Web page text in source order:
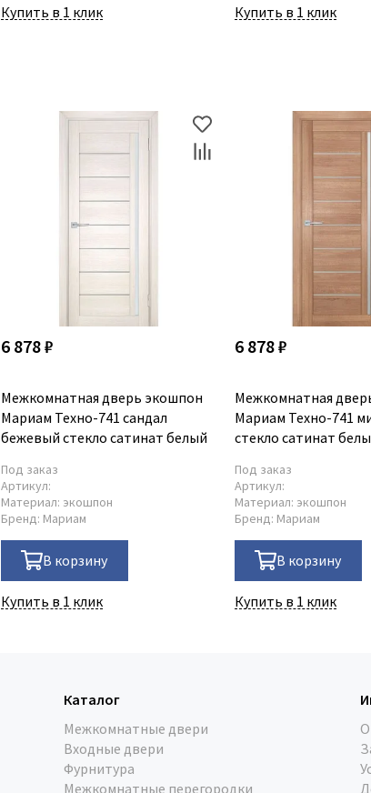
Купить в 1 клик Купить в 1 клик
6 878 ₽
Межкомнатная дверь экошпон
Мариам Техно-741 сандал
бежевый стекло сатинат белый
Под заказ
Артикул:
Материал: экошпон
Бренд: Мариам
В корзину
Купить в 1 клик
6 878 ₽
Межкомнатная
Мариам Техно-741
стекло сатинат
Под заказ
Артикул:
Материал: экошпон
Бренд: Мариам
В корзину
Купить в 1 клик
Каталог
Межкомнатные двери
Входные двери
Фурнитура
Межкомнатные перегородки